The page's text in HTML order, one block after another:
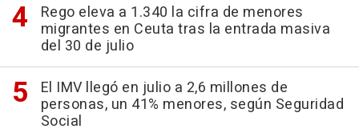
Rego eleva a 1.340 la cifra de menores
migrantes en Ceuta tras la entrada masiva
del 30 de julio
El IMV llegó en julio a 2,6 millones de
personas, un 41% menores, según Seguridad
Social